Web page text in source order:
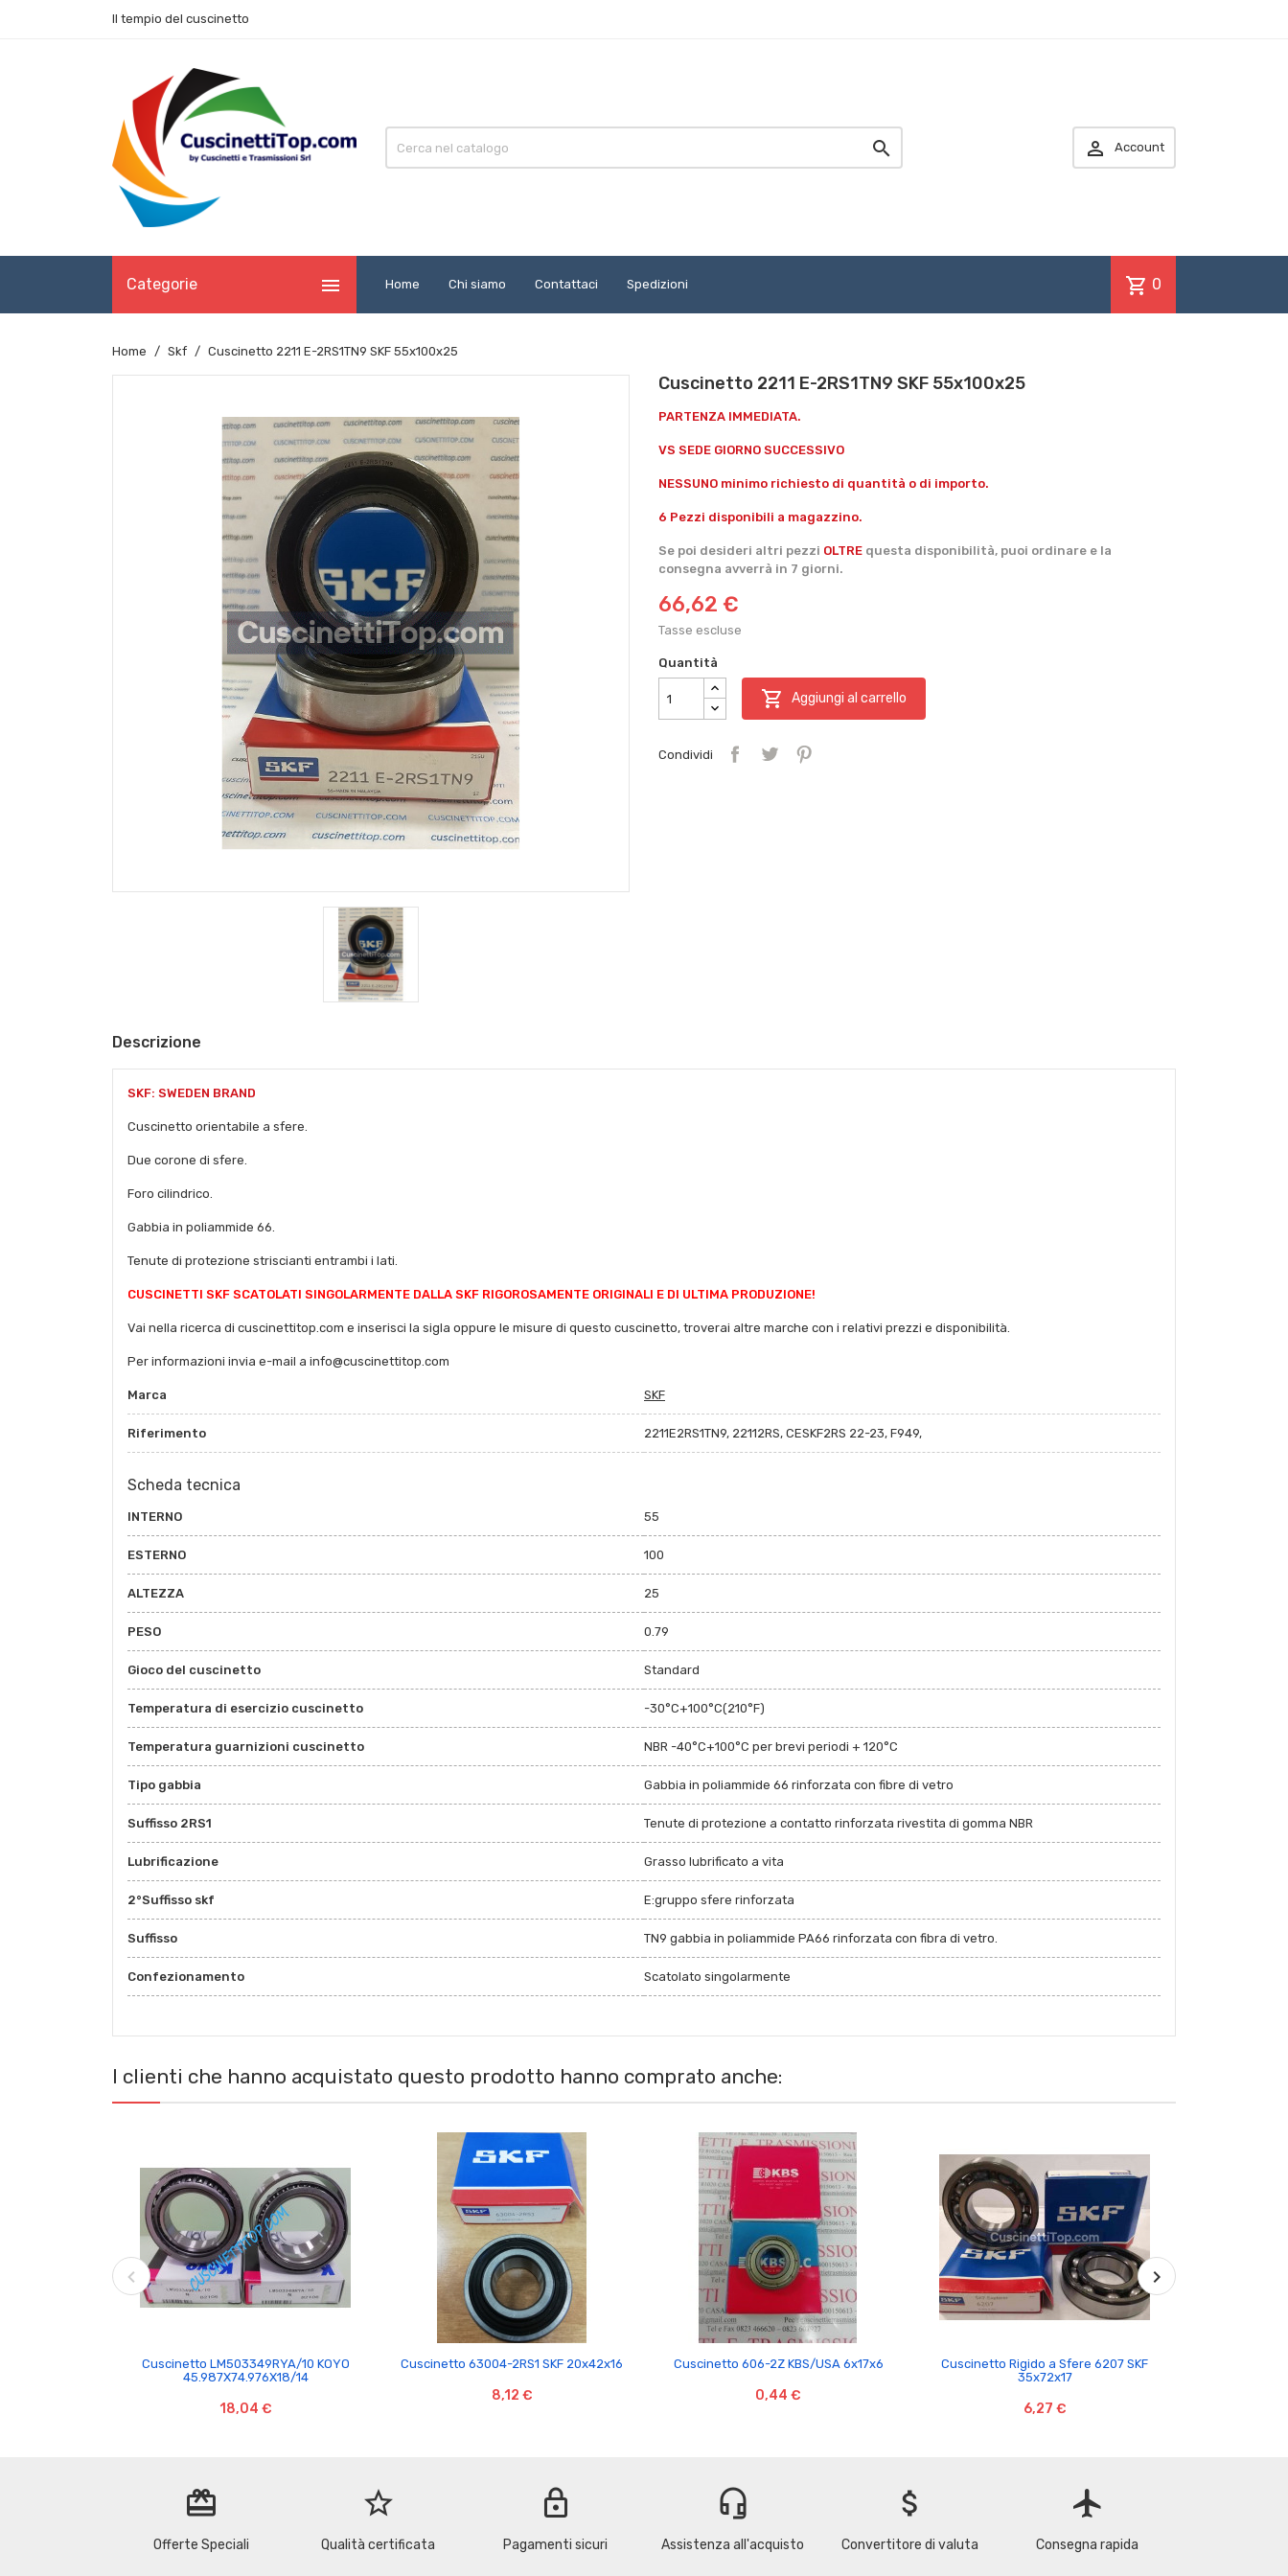
Il tempio del cuscinetto
  Account
Categorie  Home Chi siamo Contattaci Spedizioni shopping_cart 0
Home Skf Cuscinetto 2211 E-2RS1TN9 SKF 55x100x25
Cuscinetto 2211 E-2RS1TN9 SKF 55x100x25
PARTENZA IMMEDIATA.
VS SEDE GIORNO SUCCESSIVO
NESSUNO minimo richiesto di quantità o di importo.
6 Pezzi disponibili a magazzino.
Se poi desideri altri pezzi OLTRE questa disponibilità, puoi ordinare e la
consegna avverrà in 7 giorni.
66,62 €
Tasse escluse
Quantità
 Aggiungi al carrello
Condividi
Descrizione
SKF: SWEDEN BRAND
Cuscinetto orientabile a sfere.
Due corone di sfere.
Foro cilindrico.
Gabbia in poliammide 66.
Tenute di protezione striscianti entrambi i lati.
CUSCINETTI SKF SCATOLATI SINGOLARMENTE DALLA SKF RIGOROSAMENTE ORIGINALI E DI ULTIMA PRODUZIONE!
Vai nella ricerca di cuscinettitop.com e inserisci la sigla oppure le misure di questo cuscinetto, troverai altre marche con i relativi prezzi e disponibilità.
Per informazioni invia e-mail a info@cuscinettitop.com
Marca SKF
Riferimento 2211E2RS1TN9, 22112RS, CESKF2RS 22-23, F949,
Scheda tecnica
INTERNO 55
ESTERNO 100
ALTEZZA 25
PESO 0.79
Gioco del cuscinetto Standard
Temperatura di esercizio cuscinetto -30°C+100°C(210°F)
Temperatura guarnizioni cuscinetto NBR -40°C+100°C per brevi periodi + 120°C
Tipo gabbia Gabbia in poliammide 66 rinforzata con fibre di vetro
Suffisso 2RS1 Tenute di protezione a contatto rinforzata rivestita di gomma NBR
Lubrificazione Grasso lubrificato a vita
2°Suffisso skf E:gruppo sfere rinforzata
Suffisso TN9 gabbia in poliammide PA66 rinforzata con fibra di vetro.
Confezionamento Scatolato singolarmente
I clienti che hanno acquistato questo prodotto hanno comprato anche:

Cuscinetto LM503349RYA/10 KOYO
45.987X74.976X18/14
18,04 €

Cuscinetto 63004-2RS1 SKF 20x42x16
8,12 €

Cuscinetto 606-2Z KBS/USA 6x17x6
0,44 €

Cuscinetto Rigido a Sfere 6207 SKF
35x72x17
6,27 €
redeem
Offerte Speciali
star_border
Qualità certificata
lock
Pagamenti sicuri
headset_mic
Assistenza all'acquisto
attach_money
Convertitore di valuta
flight
Consegna rapida